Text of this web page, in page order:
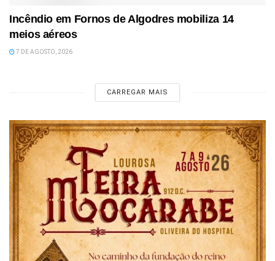
Incêndio em Fornos de Algodres mobiliza 14
meios aéreos
7 DE AGOSTO, 2026
CARREGAR MAIS